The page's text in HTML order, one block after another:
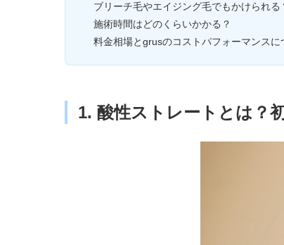
ブリーチ毛やエイジング毛でもかけられる
施術時間はどのくらいかかる？
料金相場とgrusのコストパフォーマンスに
1. 酸性ストレートとは？